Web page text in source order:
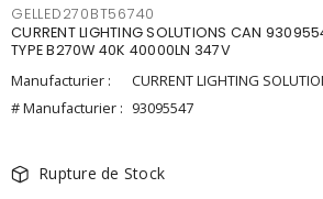
GELLED270BT56740
CURRENT LIGHTING SOLUTIONS CAN
TYPE B270W 40K 40000LN 347V
Manufacturier :
CURRENT LIGHTING
# Manufacturier : 93095547
Rupture de Stock